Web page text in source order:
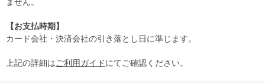
【お支払時期】
カード会社・決済会社の引き落とし日に準じます。
上記の詳細はご利用ガイドにてご確認ください。